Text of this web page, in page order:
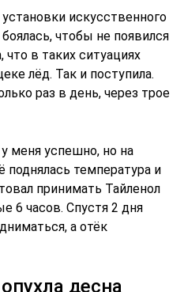
искусственного
чтобы не появился
что в таких ситуациях
лёд. Так и поступила.
раз в день, через трое
меня успешно, но на
температура и
принимать Тайленол
6 часов. Спустя 2 дня
а отёк
десна